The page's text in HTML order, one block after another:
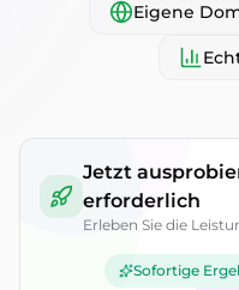
Eigene
Jetzt
erforderlich
Erleben Sie die
Sofortige